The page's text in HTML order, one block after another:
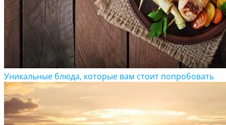
Уникальные блюда, которые вам стоит попробовать